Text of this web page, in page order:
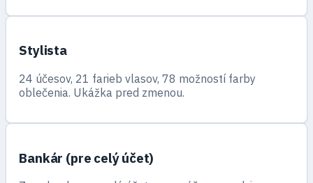
Stylista
24 účesov, 21 farieb vlasov, 78 možností farby
oblečenia. Ukážka pred zmenou.
Bankár (pre celý účet)